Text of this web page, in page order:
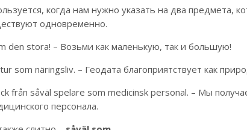
когда нам нужно указать на два предмета,
одновременно.
den stora! – Возьми как маленькую, так и большую!
som näringsliv. – Геодата благоприятствует как
från såväl spelare som medicinsk personal. – Мы
персонала.